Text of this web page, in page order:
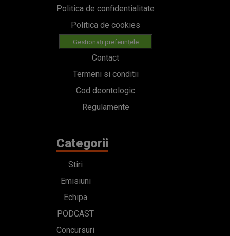
Politica de confidentialitate
Politica de cookies
Gestionați preferințele
Contact
Termeni si conditii
Cod deontologic
Regulamente
Categorii
Stiri
Emisiuni
Echipa
PODCAST
Concursuri